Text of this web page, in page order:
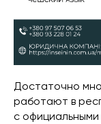
Достаточно
работают в
с